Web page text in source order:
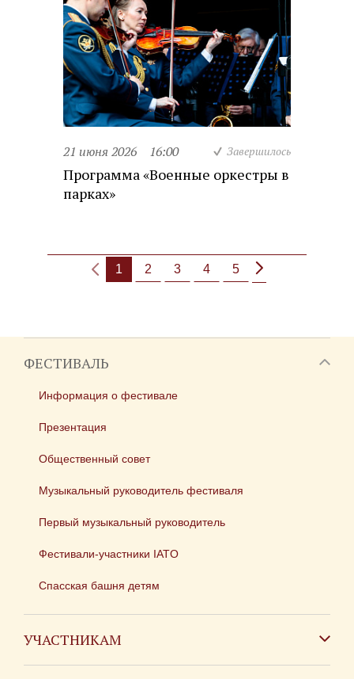
21 июня 2026 16:00 Завершилось
Программа «Военные оркестры в
парках»
1 2 3 4 5
ФЕСТИВАЛЬ
Информация о фестивале
Презентация
Общественный совет
Музыкальный руководитель фестиваля
Первый музыкальный руководитель
Фестивали-участники IATO
Спасская башня детям
УЧАСТНИКАМ